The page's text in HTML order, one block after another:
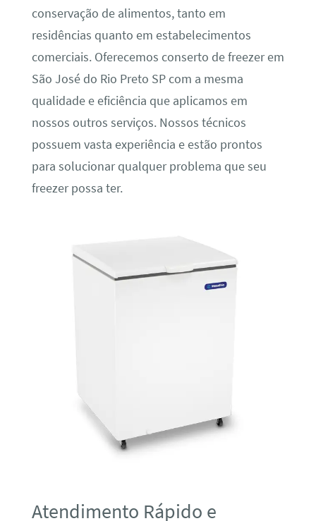
conservação de alimentos, tanto em
residências quanto em estabelecimentos
comerciais. Oferecemos conserto de freezer em
São José do Rio Preto SP com a mesma
qualidade e eficiência que aplicamos em
nossos outros serviços. Nossos técnicos
possuem vasta experiência e estão prontos
para solucionar qualquer problema que seu
freezer possa ter.
Atendimento Rápido e